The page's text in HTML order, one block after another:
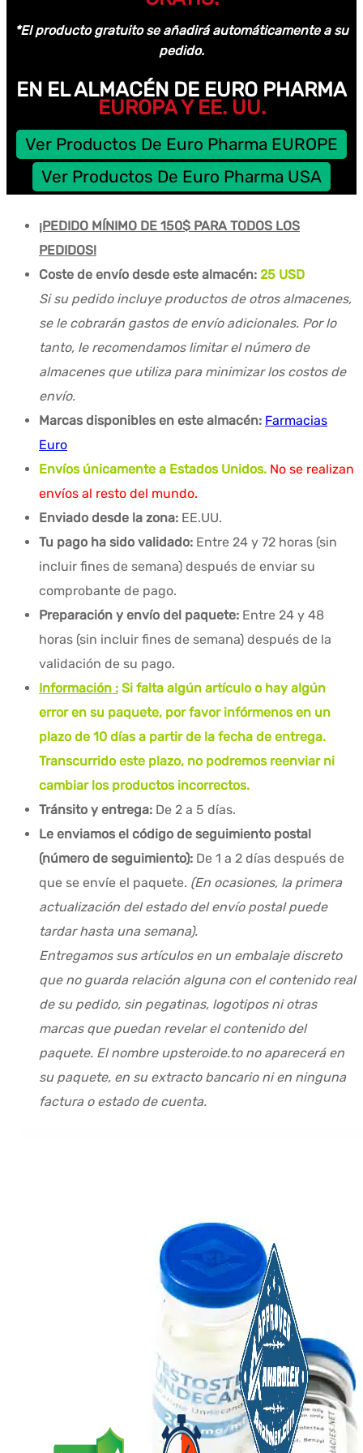
*El producto gratuito se añadirá automáticamente a su
pedido.
EN EL ALMACÉN DE EURO PHARMA
EUROPA Y EE. UU.
Ver Productos De Euro Pharma EUROPE
Ver Productos De Euro Pharma USA
¡PEDIDO MÍNIMO DE 150$ PARA TODOS LOS
PEDIDOS!
Coste de envío desde este almacén: 25 USD
Si su pedido incluye productos de otros almacenes,
se le cobrarán gastos de envío adicionales. Por lo
tanto, le recomendamos limitar el número de
almacenes que utiliza para minimizar los costos de
envío.
Marcas disponibles en este almacén: Farmacias
Euro
Envíos únicamente a Estados Unidos. No se realizan
envíos al resto del mundo.
Enviado desde la zona: EE.UU.
Tu pago ha sido validado: Entre 24 y 72 horas (sin
incluir fines de semana) después de enviar su
comprobante de pago.
Preparación y envío del paquete: Entre 24 y 48
horas (sin incluir fines de semana) después de la
validación de su pago.
Información : Si falta algún artículo o hay algún
error en su paquete, por favor infórmenos en un
plazo de 10 días a partir de la fecha de entrega.
Transcurrido este plazo, no podremos reenviar ni
cambiar los productos incorrectos.
Tránsito y entrega: De 2 a 5 días.
Le enviamos el código de seguimiento postal
(número de seguimiento): De 1 a 2 días después de
que se envíe el paquete. (En ocasiones, la primera
actualización del estado del envío postal puede
tardar hasta una semana).
Entregamos sus artículos en un embalaje discreto
que no guarda relación alguna con el contenido real
de su pedido, sin pegatinas, logotipos ni otras
marcas que puedan revelar el contenido del
paquete. El nombre upsteroide.to no aparecerá en
su paquete, en su extracto bancario ni en ninguna
factura o estado de cuenta.